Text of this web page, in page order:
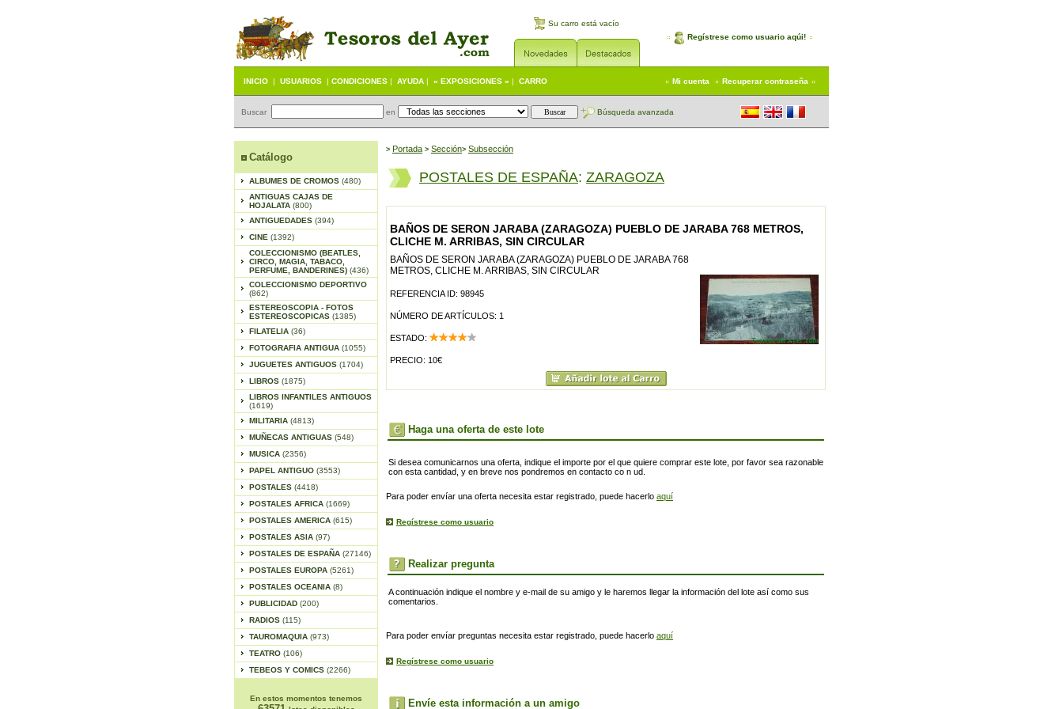
Su carro está vacío
Regístrese como usuario aqúi!
INICIO | USUARIOS | CONDICIONES | AYUDA | « EXPOSICIONES » | CARRO Mi cuenta Recuperar contraseña
Buscar en Búsqueda avanzada
Catálogo
ALBUMES DE CROMOS (480)
ANTIGUAS CAJAS DE
HOJALATA (800)
ANTIGUEDADES (394)
CINE (1392)
COLECCIONISMO (BEATLES,
CIRCO, MAGIA, TABACO,
PERFUME, BANDERINES) (436)
COLECCIONISMO DEPORTIVO
(862)
ESTEREOSCOPIA - FOTOS
ESTEREOSCOPICAS (1385)
FILATELIA (36)
FOTOGRAFIA ANTIGUA (1055)
JUGUETES ANTIGUOS (1704)
LIBROS (1875)
LIBROS INFANTILES ANTIGUOS
(1619)
MILITARIA (4813)
MUÑECAS ANTIGUAS (548)
MUSICA (2356)
PAPEL ANTIGUO (3553)
POSTALES (4418)
POSTALES AFRICA (1669)
POSTALES AMERICA (615)
POSTALES ASIA (97)
POSTALES DE ESPAÑA (27146)
POSTALES EUROPA (5261)
POSTALES OCEANIA (8)
PUBLICIDAD (200)
RADIOS (115)
TAUROMAQUIA (973)
TEATRO (106)
TEBEOS Y COMICS (2266)
En estos momentos tenemos
> Portada > Sección> Subsección
POSTALES DE ESPAÑA: ZARAGOZA
BAÑOS DE SERON JARABA (ZARAGOZA) PUEBLO DE JARABA 768 METROS,
CLICHE M. ARRIBAS, SIN CIRCULAR
BAÑOS DE SERON JARABA (ZARAGOZA) PUEBLO DE JARABA 768
METROS, CLICHE M. ARRIBAS, SIN CIRCULAR
REFERENCIA ID: 98945
NÚMERO DE ARTÍCULOS: 1
ESTADO:
PRECIO: 10€
Haga una oferta de este lote
Si desea comunicarnos una oferta, indique el importe por el que quiere comprar este lote, por favor sea razonable
con esta cantidad, y en breve nos pondremos en contacto co n ud.
Para poder envíar una oferta necesita estar registrado, puede hacerlo aquí
Regístrese como usuario
Realizar pregunta
A continuación indique el nombre y e-mail de su amigo y le haremos llegar la información del lote así como sus
comentarios.
Para poder envíar preguntas necesita estar registrado, puede hacerlo aquí
Regístrese como usuario
Envíe esta información a un amigo